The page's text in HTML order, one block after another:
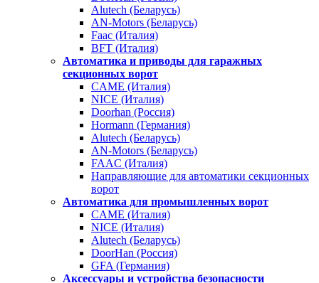
Alutech (Беларусь)
AN-Motors (Беларусь)
Faac (Италия)
BFT (Италия)
Автоматика и приводы для гаражных
секционных ворот
CAME (Италия)
NICE (Италия)
Doorhan (Россия)
Hormann (Германия)
Alutech (Беларусь)
AN-Motors (Беларусь)
FAAC (Италия)
Направляющие для автоматики секционных
ворот
Автоматика для промышленных ворот
CAME (Италия)
NICE (Италия)
Alutech (Беларусь)
DoorHan (Россия)
GFA (Германия)
Аксессуары и устройства безопасности